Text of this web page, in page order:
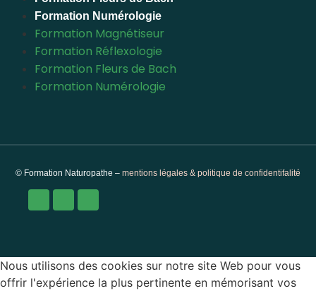
Formation Numérologie
Formation Magnétiseur
Formation Réflexologie
Formation Fleurs de Bach
Formation Numérologie
© Formation Naturopathe – mentions légales & politique de confidentifalité
Nous utilisons des cookies sur notre site Web pour vous
offrir l'expérience la plus pertinente en mémorisant vos